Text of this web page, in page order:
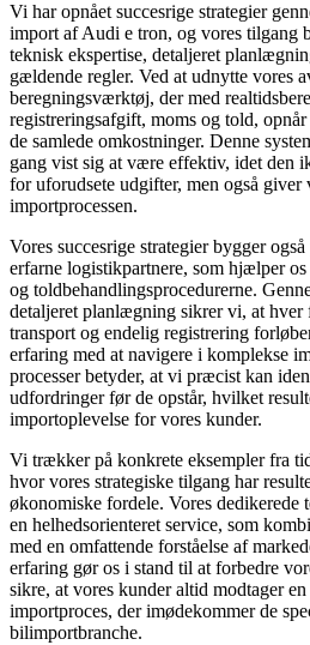
Vi har opnået succesrige strategier
import af Audi e tron, og vores tilgang
teknisk ekspertise, detaljeret
gældende regler. Ved at udnytte vores
beregningsværktøj, der med
registreringsafgift, moms og told,
de samlede omkostninger. Denne
gang vist sig at være effektiv, idet den
for uforudsete udgifter, men også
importprocessen.
Vores succesrige strategier bygger
erfarne logistikpartnere, som hjælper
og toldbehandlingsprocedurerne.
detaljeret planlægning sikrer vi, at hver
transport og endelig registrering
erfaring med at navigere i komplekse
processer betyder, at vi præcist kan
udfordringer før de opstår, hvilket
importoplevelse for vores kunder.
Vi trækker på konkrete eksempler fra
hvor vores strategiske tilgang har
økonomiske fordele. Vores dedikerede
en helhedsorienteret service, som
med en omfattende forståelse af
erfaring gør os i stand til at forbedre
sikre, at vores kunder altid modtager
importproces, der imødekommer de
bilimportbranche.